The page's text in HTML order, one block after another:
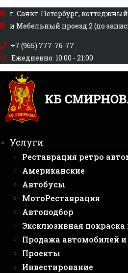
Перейти
к
г. Санкт-Петербург,
и Мебельный проезд 2 (по
+7 (965) 777-76-77
Ежедневно: 10:00 - 21:00
Услуги
Реставрация ретро
Американские
Автобусы
МотоРеставрация
Автоподбор
Эксклюзивная
Продажа автомобилей
Проекты
Инвестирование